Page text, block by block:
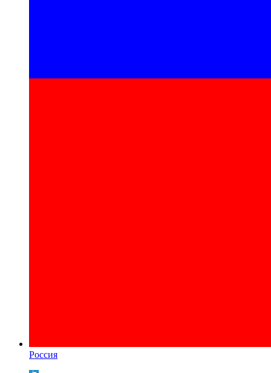
Россия